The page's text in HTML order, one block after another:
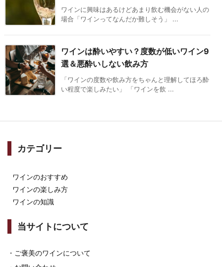
ワインに興味はあるけどあまり飲む機会がない人の
場合「ワインってなんだか難しそう」 ...
ワインは酔いやすい？度数が低いワイン9
選＆悪酔いしない飲み方
「ワインの度数や飲み方をちゃんと理解してほろ酔
い程度で楽しみたい」 「ワインを飲 ...
カテゴリー
ワインのおすすめ
ワインの楽しみ方
ワインの知識
当サイトについて
・ ご褒美のワインについて